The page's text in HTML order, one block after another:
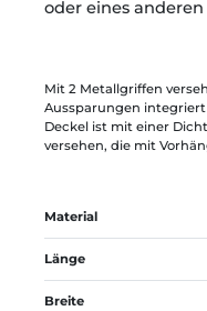
oder eines
Mit 2 Metallgriffen
Aussparungen
Deckel ist mit einer
versehen, die mit
Material
Länge
Breite